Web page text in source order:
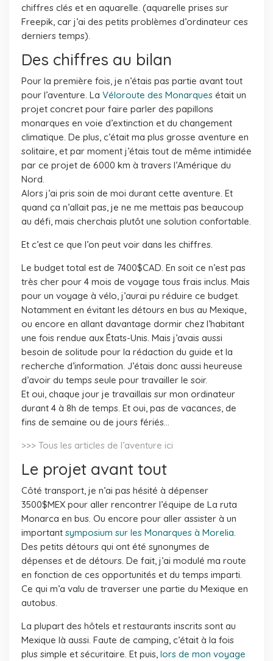
chiffres clés et en aquarelle. (aquarelle prises sur
Freepik, car j’ai des petits problèmes d’ordinateur ces
derniers temps).
Des chiffres au bilan
Pour la première fois, je n’étais pas partie avant tout
pour l’aventure. La Véloroute des Monarques était un
projet concret pour faire parler des papillons
monarques en voie d’extinction et du changement
climatique. De plus, c’était ma plus grosse aventure en
solitaire, et par moment j’étais tout de même intimidée
par ce projet de 6000 km à travers l’Amérique du
Nord.
Alors j’ai pris soin de moi durant cette aventure. Et
quand ça n’allait pas, je ne me mettais pas beaucoup
au défi, mais cherchais plutôt une solution confortable.
Et c’est ce que l’on peut voir dans les chiffres.
Le budget total est de 7400$CAD. En soit ce n’est pas
très cher pour 4 mois de voyage tous frais inclus. Mais
pour un voyage à vélo, j’aurai pu réduire ce budget.
Notamment en évitant les détours en bus au Mexique,
ou encore en allant davantage dormir chez l’habitant
une fois rendue aux États-Unis. Mais j’avais aussi
besoin de solitude pour la rédaction du guide et la
recherche d’information. J’étais donc aussi heureuse
d’avoir du temps seule pour travailler le soir.
Et oui, chaque jour je travaillais sur mon ordinateur
durant 4 à 8h de temps. Et oui, pas de vacances, de
fins de semaine ou de jours fériés…
>>> Tous les articles de l’aventure ici
Le projet avant tout
Côté transport, je n’ai pas hésité à dépenser
3500$MEX pour aller rencontrer l’équipe de La ruta
Monarca en bus. Ou encore pour aller assister à un
important symposium sur les Monarques à Morelia.
Des petits détours qui ont été synonymes de
dépenses et de détours. De fait, j’ai modulé ma route
en fonction de ces opportunités et du temps imparti.
Ce qui m’a valu de traverser une partie du Mexique en
autobus.
La plupart des hôtels et restaurants inscrits sont au
Mexique là aussi. Faute de camping, c’était à la fois
plus simple et sécuritaire. Et puis, lors de mon voyage